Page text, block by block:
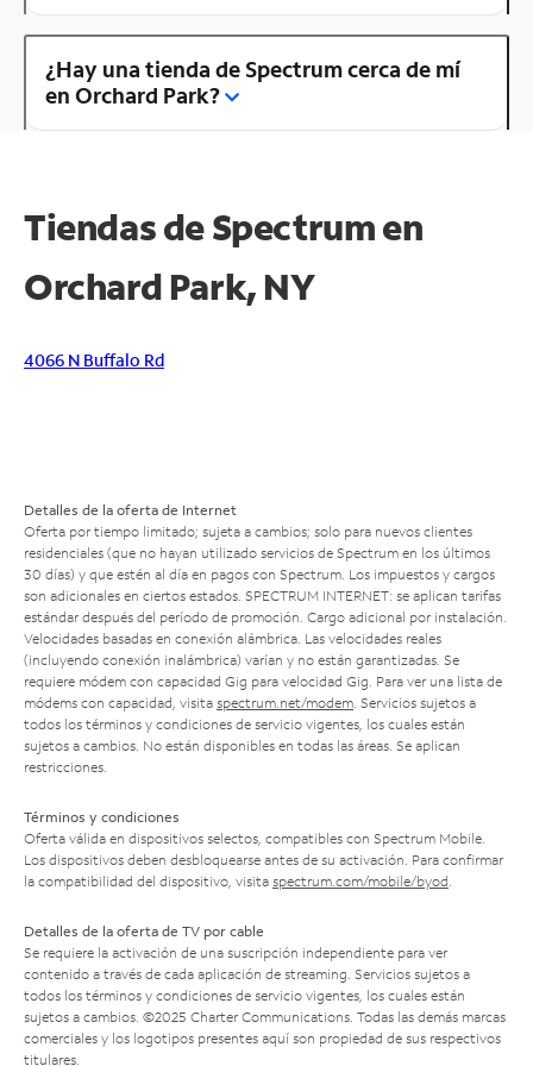
¿Hay una tienda de Spectrum cerca de mí
en Orchard Park?
Tiendas de Spectrum en
Orchard Park, NY
4066 N Buffalo Rd
Detalles de la oferta de Internet
Oferta por tiempo limitado; sujeta a cambios; solo para nuevos clientes
residenciales (que no hayan utilizado servicios de Spectrum en los últimos
30 días) y que estén al día en pagos con Spectrum. Los impuestos y cargos
son adicionales en ciertos estados. SPECTRUM INTERNET: se aplican tarifas
estándar después del período de promoción. Cargo adicional por instalación.
Velocidades basadas en conexión alámbrica. Las velocidades reales
(incluyendo conexión inalámbrica) varían y no están garantizadas. Se
requiere módem con capacidad Gig para velocidad Gig. Para ver una lista de
módems con capacidad, visita spectrum.net/modem . Servicios sujetos a
todos los términos y condiciones de servicio vigentes, los cuales están
sujetos a cambios. No están disponibles en todas las áreas. Se aplican
restricciones.
Términos y condiciones
Oferta válida en dispositivos selectos, compatibles con Spectrum Mobile.
Los dispositivos deben desbloquearse antes de su activación. Para confirmar
la compatibilidad del dispositivo, visita spectrum.com/mobile/byod
Detalles de la oferta de TV por cable
Se requiere la activación de una suscripción independiente para ver
contenido a través de cada aplicación de streaming. Servicios sujetos a
todos los términos y condiciones de servicio vigentes, los cuales están
sujetos a cambios. ©2025 Charter Communications. Todas las demás marcas
comerciales y los logotipos presentes aquí son propiedad de sus respectivos
titulares.